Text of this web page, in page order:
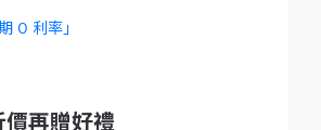
0 利率」
再贈好禮